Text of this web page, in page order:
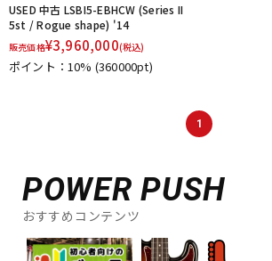
USED 中古 LSBI5-EBHCW (Series II
5st / Rogue shape) '14
販売価格¥3,960,000(税込)
ポイント：10% (360000pt)
1
POWER PUSH
おすすめコンテンツ